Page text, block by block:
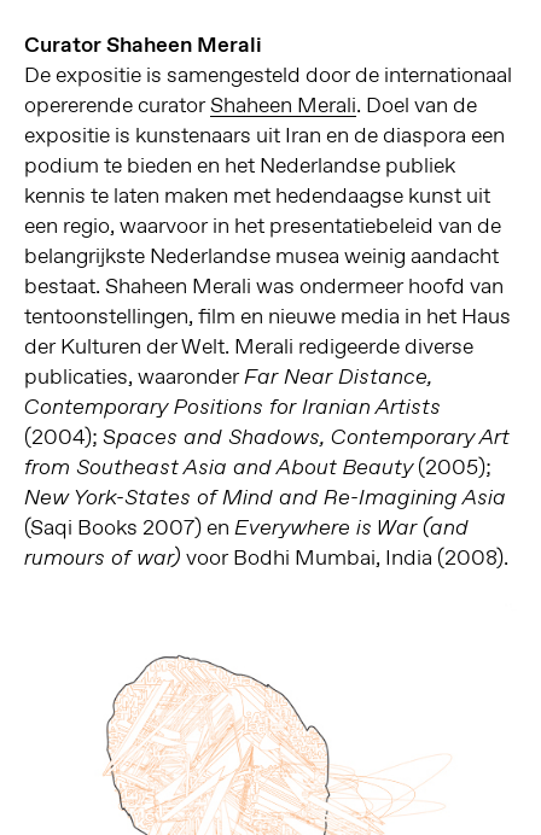
Curator Shaheen Merali
De expositie is samengesteld door de internationaal
opererende curatorShaheen Merali. Doel van de
expositie is kunstenaars uit Iran en de diaspora een
podium te bieden en het Nederlandse publiek
kennis te laten maken met hedendaagse kunst uit
een regio, waarvoor in het presentatiebeleid van de
belangrijkste Nederlandse musea weinig aandacht
bestaat. Shaheen Merali was ondermeer hoofd van
tentoonstellingen, film en nieuwe media in het Haus
der Kulturen der Welt. Merali redigeerde diverse
publicaties, waaronderFar Near Distance,
Contemporary Positions for Iranian Artists
(2004); Spaces and Shadows, Contemporary Art
from Southeast Asia and About Beauty(2005);
New York-States of Mind and Re-Imagining Asia
(Saqi Books 2007) en Everywhere is War (and
rumours of war) voor Bodhi Mumbai, India (2008).